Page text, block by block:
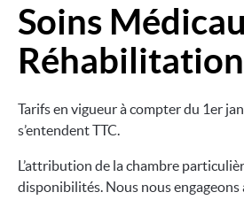
Image
Soins
Réhabilitation
Tarifs en vigueur à compter du 1er
s’entendent TTC.
L’attribution de la chambre
disponibilités. Nous nous